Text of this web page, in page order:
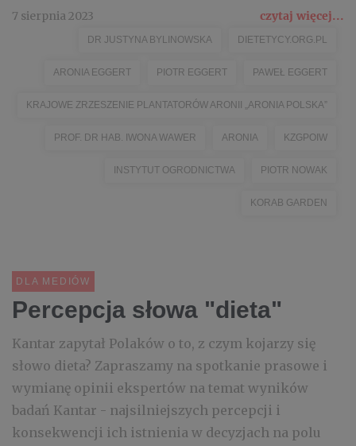
7 sierpnia 2023 czytaj więcej...
DR JUSTYNA BYLINOWSKA DIETETYCY.ORG.PL
ARONIA EGGERT PIOTR EGGERT PAWEŁ EGGERT
KRAJOWE ZRZESZENIE PLANTATORÓW ARONII „ARONIA POLSKA”
PROF. DR HAB. IWONA WAWER ARONIA KZGPOIW
INSTYTUT OGRODNICTWA PIOTR NOWAK
KORAB GARDEN
DLA MEDIÓW
Percepcja słowa "dieta"
Kantar zapytał Polaków o to, z czym kojarzy się
słowo dieta? Zapraszamy na spotkanie prasowe i
wymianę opinii ekspertów na temat wyników
badań Kantar - najsilniejszych percepcji i
konsekwencji ich istnienia w decyzjach na polu